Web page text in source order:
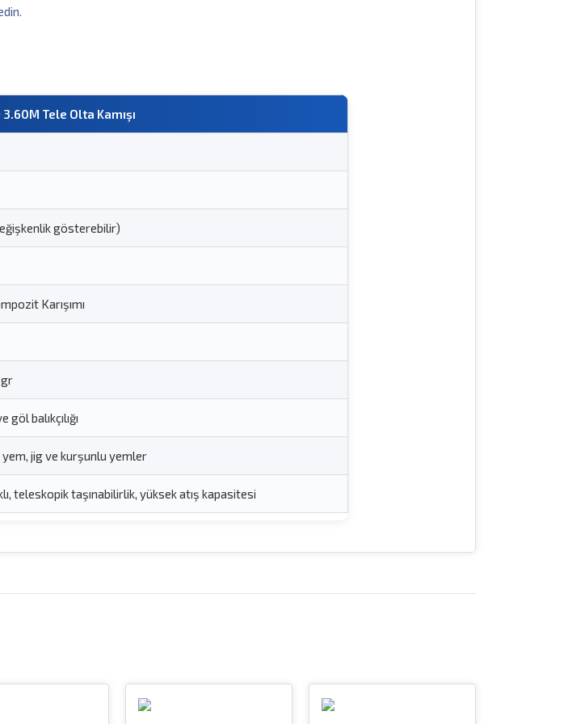
Tele Olta Kamışı
gösterebilir)
Karışımı
gr
göl balıkçılığı
yem, jig ve kurşunlu yemler
teleskopik taşınabilirlik, yüksek atış kapasitesi